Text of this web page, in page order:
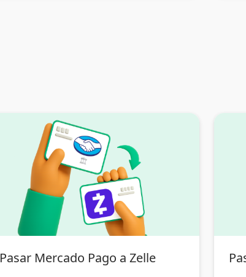
Pasar Mercado Pago a Zelle